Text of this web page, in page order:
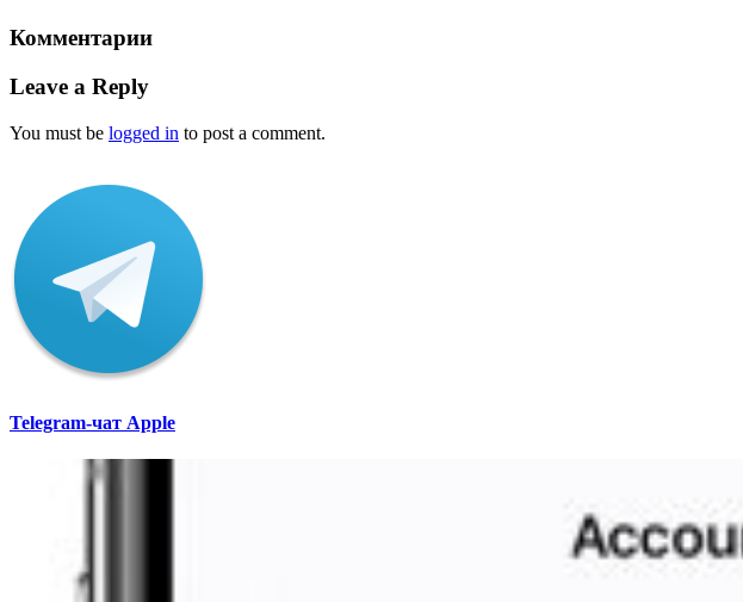
Комментарии
Leave a Reply
You must be logged in to post a comment.
Telegram-чат Apple